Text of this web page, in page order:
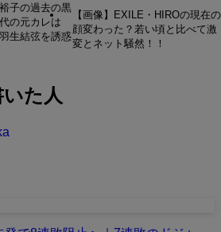
子の過去の黒
の元カレは
生結弦を誘惑
【画像】EXILE・HIROの現在の
顔変わった？若い頃と比べて激
変とネット騒然！！
た人